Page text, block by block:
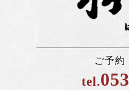
ご予約
tel.